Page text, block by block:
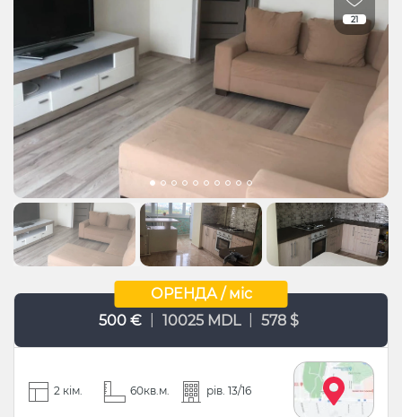
21
ОРЕНДА / міс
500 €
10025 MDL 578 $
2 кім. 60кв.м. рів. 13/16